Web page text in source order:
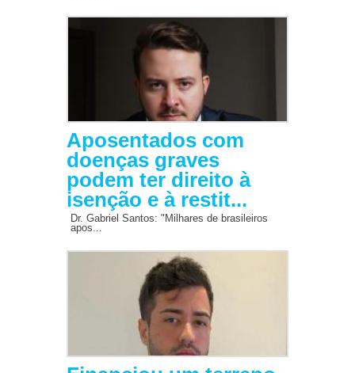
Aposentados com
doenças graves
podem ter direito à
isenção e à restit...
Dr. Gabriel Santos: "Milhares de brasileiros
apos...